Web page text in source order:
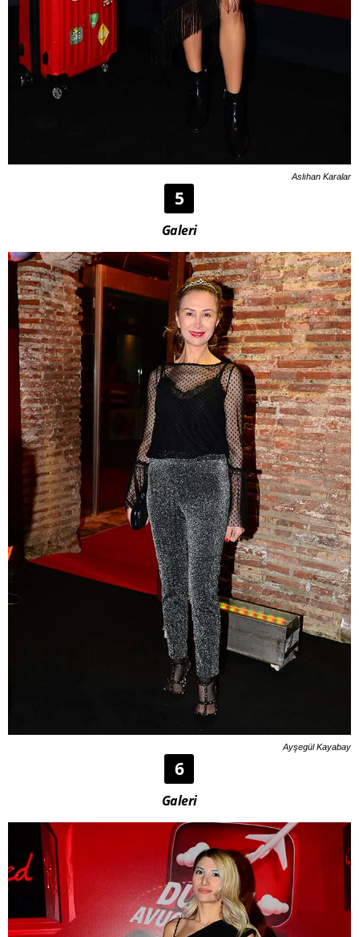
Aslıhan Karalar
5
Galeri
Ayşegül Kayabay
6
Galeri